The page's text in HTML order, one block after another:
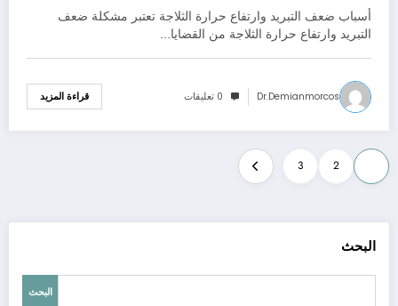
أسباب ضعف التبريد وارتفاع حرارة الثلاجة تعتبر مشكلة ضعف
التبريد وارتفاع حرارة الثلاجة من القضايا…
Dr.demianmorcos 0 تعليقات قراءة المزيد
Posts
pagination
2
3
البحث
البحث